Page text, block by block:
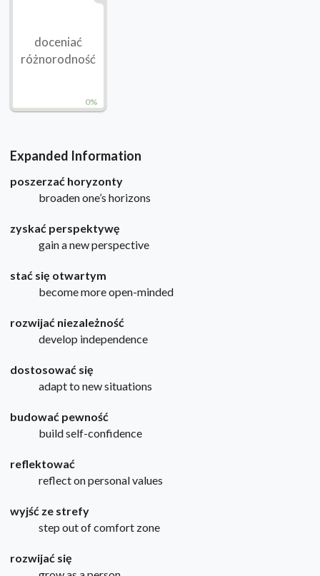
0%
doceniać
różnorodność
Expanded Information
poszerzać horyzonty
broaden one’s horizons
zyskać perspektywę
gain a new perspective
stać się otwartym
become more open-minded
rozwijać niezależność
develop independence
dostosować się
adapt to new situations
budować pewność
build self-confidence
reflektować
reflect on personal values
wyjść ze strefy
step out of comfort zone
rozwijać się